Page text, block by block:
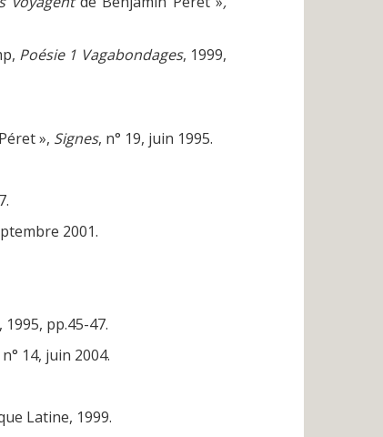
Poésie 1 Vagabondages, 1999,
», Signes, n° 19, juin 1995.
2001.
, 1995, pp.45-47.
n° 14, juin 2004.
Latine, 1999.